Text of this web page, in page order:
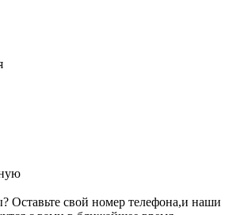
Оставьте свой номер телефона,и наши